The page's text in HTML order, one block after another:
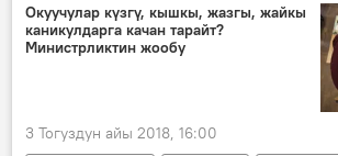
Окуучулар күзгү, кышкы, жазгы, жайкы
каникулдарга качан тарайт?
Министрликтин жообу
3 Тогуздун айы 2018, 16:00